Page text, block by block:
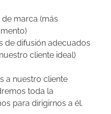
marca (más
de difusión adecuados
cliente ideal)
a nuestro cliente
toda la
para dirigirnos a él.